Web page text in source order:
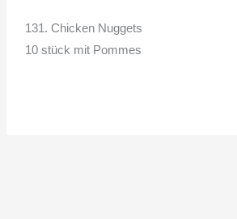
131. Chicken Nuggets
10 stück mit Pommes